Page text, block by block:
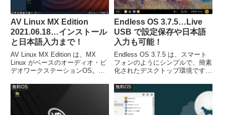
AV Linux MX Edition
2021.06.18…インストール
と日本語入力まで！
AV Linux MX Edition は、MX
Linux がベースのオーディオ・ビ
デオワークステーションOS。今
MXE-2021.06.18-xfce4-openbox-
amd64.iso」ファイルからになり
Endless OS 3.7.5…Live
USB で設定保存や日本語
入力も可能！
Endless OS 3.7.5 は、スマート
フォンのようにシンプルで、簡素
化されたデスクトップ環境です。
成しただけですが、日本語入力を
含めた設定保存が可能でした。な
お、日本語入力は別途設定が必要
です。
無料OS 無料OS